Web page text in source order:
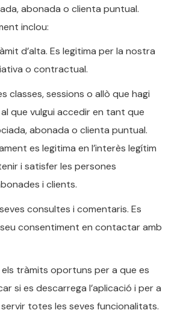
abonada o clienta puntual.
inclou:
d’alta. Es legitima per la nostra
o contractual.
classes, sessions o allò que hagi
que vulgui accedir en tant que
abonada o clienta puntual.
es legitima en l’interès legítim
i satisfer les persones
i clients.
consultes i comentaris. Es
consentiment en contactar amb
tràmits oportuns per a que es
si es descarrega l’aplicació i per a
totes les seves funcionalitats.